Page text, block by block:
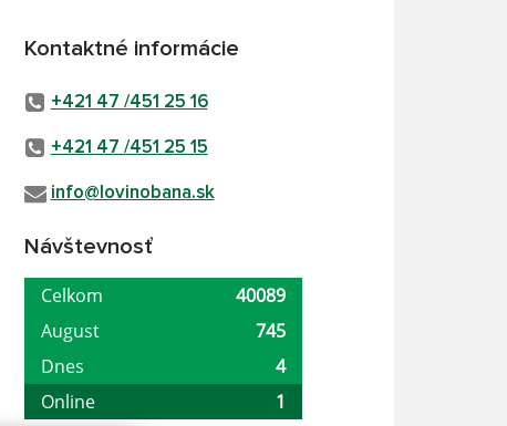
Kontaktné informácie
+421 47 /451 25 16
+421 47 /451 25 15
info@lovinobana.sk
Návštevnosť